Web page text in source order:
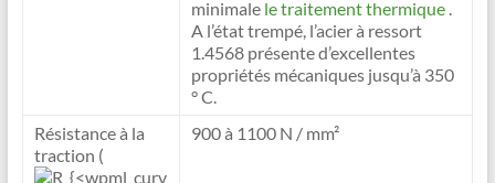
minimalele traitement thermique.
A l’état trempé, l’acier à ressort
1.4568 présente d’excellentes
propriétés mécaniques jusqu’à 350
° C.
Résistance à la
traction (
900 à 1100 N / mm²